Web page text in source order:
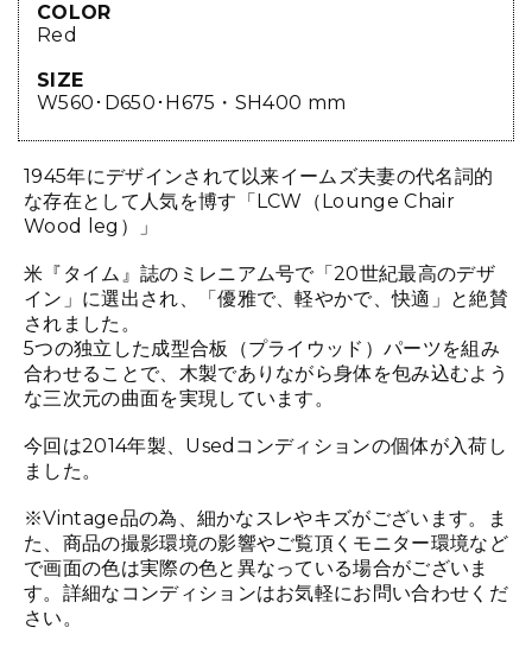
COLOR
Red
SIZE
W560･D650･H675・SH400 mm
1945年にデザインされて以来イームズ夫妻の代名詞的
な存在として人気を博す「LCW（Lounge Chair
Wood leg）」
米『タイム』誌のミレニアム号で「20世紀最高のデザ
イン」に選出され、「優雅で、軽やかで、快適」と絶賛
されました。
5つの独立した成型合板（プライウッド）パーツを組み
合わせることで、木製でありながら身体を包み込むよう
な三次元の曲面を実現しています。
今回は2014年製、Usedコンディションの個体が入荷し
ました。
※Vintage品の為、細かなスレやキズがございます。ま
た、商品の撮影環境の影響やご覧頂くモニター環境など
で画面の色は実際の色と異なっている場合がございま
す。詳細なコンディションはお気軽にお問い合わせくだ
さい。